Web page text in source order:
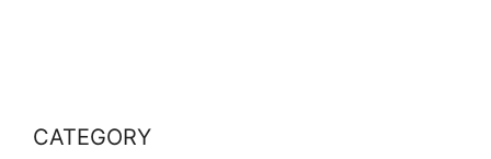
CATEGORY